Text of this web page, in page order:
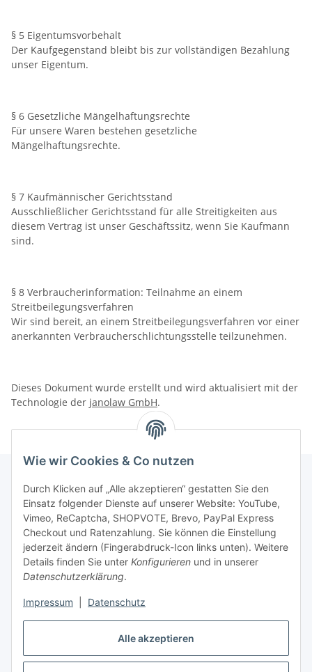
Alle akzeptieren
Wie wir Cookies & Co nutzen
Durch Klicken auf „Alle akzeptieren“ gestatten Sie den
Einsatz folgender Dienste auf unserer Website: YouTube,
Vimeo, ReCaptcha, SHOPVOTE, Brevo, PayPal Express
Checkout und Ratenzahlung. Sie können die Einstellung
jederzeit ändern (Fingerabdruck-Icon links unten). Weitere
Details finden Sie unter Konfigurieren und in unserer
Datenschutzerklärung.
Impressum Datenschutz
§ 5 Eigentumsvorbehalt
Der Kaufgegenstand bleibt bis zur vollständigen Bezahlung
unser Eigentum.
§ 6 Gesetzliche Mängelhaftungsrechte
Für unsere Waren bestehen gesetzliche
Mängelhaftungsrechte.
§ 7 Kaufmännischer Gerichtsstand
Ausschließlicher Gerichtsstand für alle Streitigkeiten aus
diesem Vertrag ist unser Geschäftssitz, wenn Sie Kaufmann
sind.
§ 8 Verbraucherinformation: Teilnahme an einem
Streitbeilegungsverfahren
Wir sind bereit, an einem Streitbeilegungsverfahren vor einer
anerkannten Verbraucherschlichtungsstelle teilzunehmen.
Dieses Dokument wurde erstellt und wird aktualisiert mit der
Technologie der janolaw GmbH.
Informationen
Gesetzliche Informationen
Bestellvorgang
Vertrag widerrufen